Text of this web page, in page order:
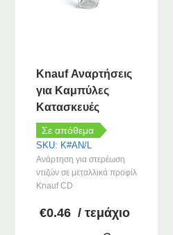
Knauf Αναρτήσεις
για Καμπύλες
Κατασκευές
Σε απόθεμα
SKU: K#AN/L
Ανάρτηση για στερέωση
ντιζών σε μεταλλικά προφίλ
Knauf CD
€0.46 / τεμάχιο